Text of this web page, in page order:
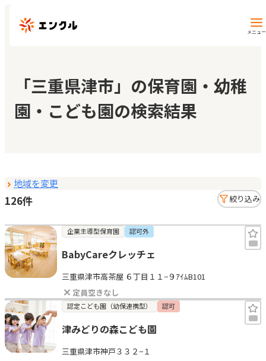
メニュー
保育園・幼稚園を探す
地図から探す
マイページ
お気に入り
見学日記
メッセージ
おすすめの園
「三重県津市」の保育園・幼稚
園・こども園の検索結果
地域を変更
126件 絞り込み
企業主導型保育園 認可外
BabyCareクレッチェ
三重県津市高茶屋 ６丁目１１−９ｱｲﾑB101
定員空きなし
認定こども園（幼保連携型） 認可
津みどりの森こども園
三重県津市神戸３３２−１